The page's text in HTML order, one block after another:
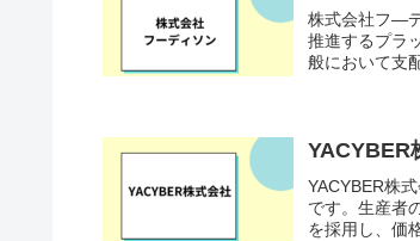
株式会社フ―
推進するプラ
般において支
YACYBER
YACYBER株
です。生産者
を採用し、価